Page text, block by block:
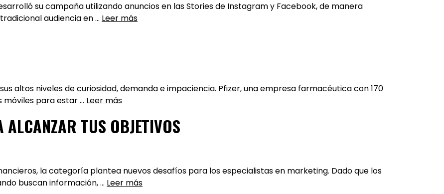
su campaña utilizando anuncios en las Stories de Instagram y Facebook, de manera
audiencia en … Leer más
altos niveles de curiosidad, demanda e impaciencia. Pfizer, una empresa farmacéutica con 170
móviles para estar … Leer más
TUS OBJETIVOS
la categoría plantea nuevos desafíos para los especialistas en marketing. Dado que los
buscan información, … Leer más